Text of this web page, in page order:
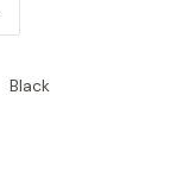
Black